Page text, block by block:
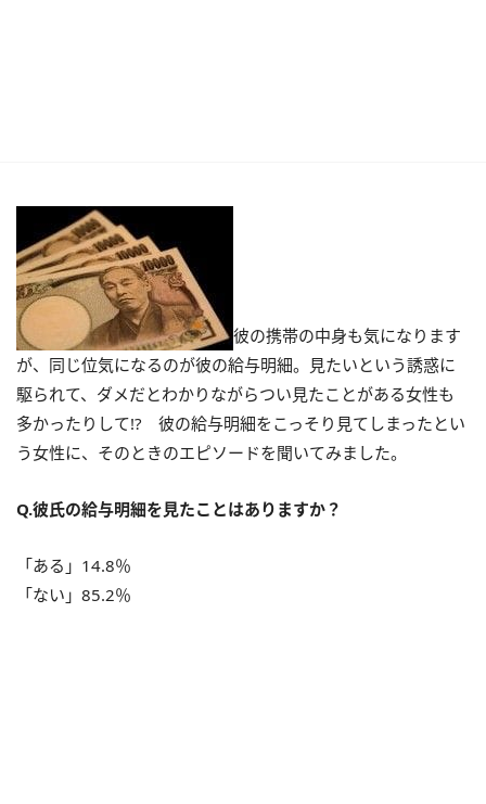
彼の携帯の中身も気になります
が、同じ位気になるのが彼の給与明細。見たいという誘惑に
駆られて、ダメだとわかりながらつい見たことがある女性も
多かったりして!? 彼の給与明細をこっそり見てしまったとい
う女性に、そのときのエピソードを聞いてみました。
Q.彼氏の給与明細を見たことはありますか？
「ある」14.8％
「ない」85.2％